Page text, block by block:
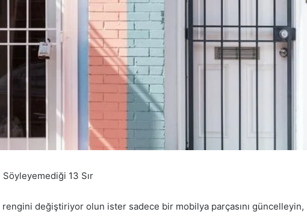
13 Sır
değiştiriyor olun ister sadece bir mobilya parçasını güncelleyin,